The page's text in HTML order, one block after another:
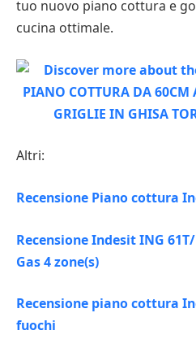
tuo nuovo piano cottura e
cucina ottimale.
Altri:
Recensione Piano cottura
Recensione Indesit ING
Gas 4 zone(s)
Recensione piano cottura
fuochi